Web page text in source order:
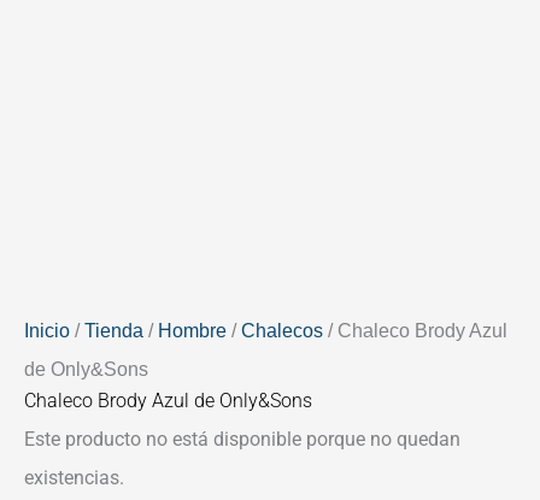
Inicio /Tienda / Hombre /Chalecos / Chaleco Brody Azul
de Only&Sons
Chaleco Brody Azul de Only&Sons
Este producto no está disponible porque no quedan
existencias.